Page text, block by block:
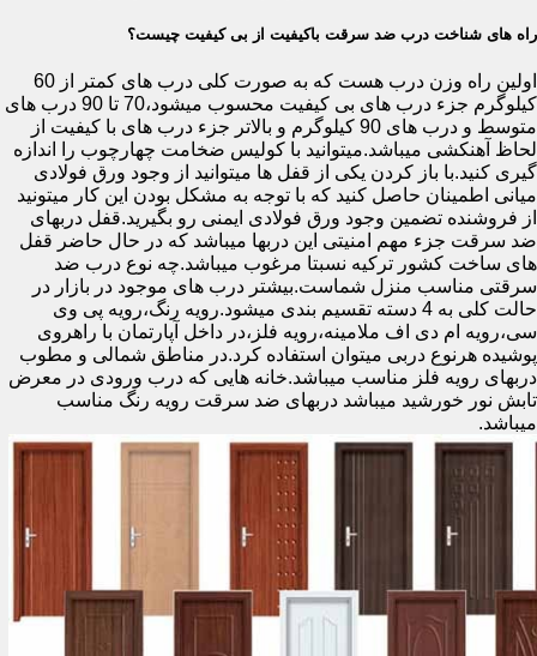
راه های شناخت درب ضد سرقت باکیفیت از بی کیفیت چیست؟
اولین راه وزن درب هست که به صورت کلی درب های کمتر از 60
کیلوگرم جزء درب های بی کیفیت محسوب میشود،70 تا 90 درب های
متوسط و درب های 90 کیلوگرم و بالاتر جزء درب های با کیفیت از
لحاظ آهنکشی میباشد.میتوانید با کولیس ضخامت چهارچوب را اندازه
گیری کنید.با باز کردن یکی از قفل ها میتوانید از وجود ورق فولادی
میانی اطمینان حاصل کنید که با توجه به مشکل بودن این کار میتونید
از فروشنده تضمین وجود ورق فولادی ایمنی رو بگیرید.قفل دربهای
ضد سرقت جزء مهم امنیتی این دربها میباشد که در حال حاضر قفل
های ساخت کشور ترکیه نسبتا مرغوب میباشد.چه نوع درب ضد
سرقتی مناسب منزل شماست.بیشتر درب های موجود در بازار در
حالت کلی به 4 دسته تقسیم بندی میشود.رویه رنگ،رویه پی وی
سی،رویه ام دی اف ملامینه،رویه فلز،در داخل آپارتمان با راهروی
پوشیده هرنوع دربی میتوان استفاده کرد.در مناطق شمالی و مطوب
دربهای رویه فلز مناسب میباشد.خانه هایی که درب ورودی در معرض
تابش نور خورشید میباشد دربهای ضد سرقت رویه رنگ مناسب
میباشد.